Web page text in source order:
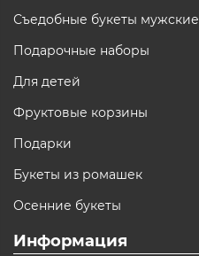
Съедобные букеты мужские
Подарочные наборы
Для детей
Фруктовые корзины
Подарки
Букеты из ромашек
Осенние букеты
Информация